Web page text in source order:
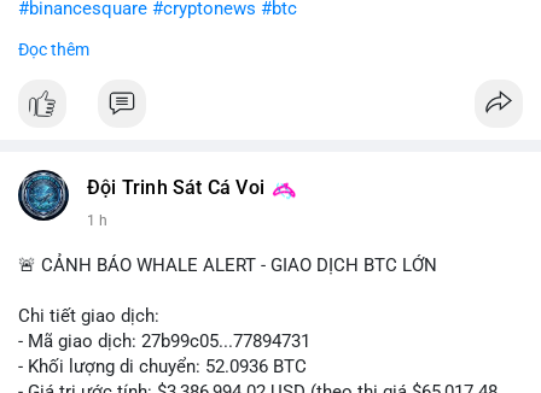
#binancesquare #cryptonews #btc
$btc
#vlikevn #titanbot
Đọc thêm
Đội Trinh Sát Cá Voi
1 h
🚨 CẢNH BÁO WHALE ALERT - GIAO DỊCH BTC LỚN
Chi tiết giao dịch:
- Mã giao dịch: 27b99c05...77894731
- Khối lượng di chuyển: 52.0936 BTC